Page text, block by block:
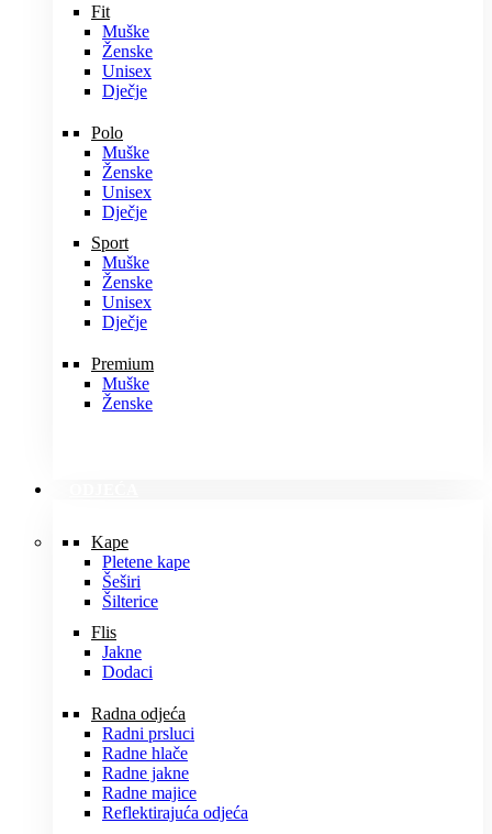
Fit
Muške
Ženske
Unisex
Dječje
Polo
Muške
Ženske
Unisex
Dječje
Sport
Muške
Ženske
Unisex
Dječje
Premium
Muške
Ženske
Kape
Pletene kape
Šeširi
Šilterice
Flis
Jakne
Dodaci
Radna odjeća
Radni prsluci
Radne hlače
Radne jakne
Radne majice
Reflektirajuća odjeća